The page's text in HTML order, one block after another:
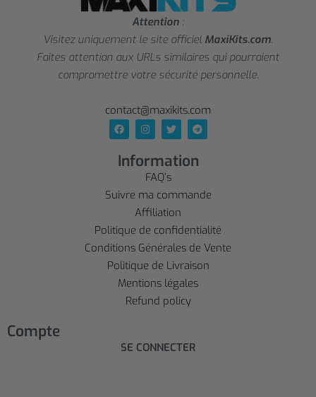
Attention :
Visitez uniquement le site officiel MaxiKits.com.
Faites attention aux URLs similaires qui pourraient
compromettre votre sécurité personnelle.
contact@maxikits.com
Information
FAQ’s
Suivre ma commande
Affiliation
Politique de confidentialité
Conditions Générales de Vente
Politique de Livraison
Mentions légales
Refund policy
Compte
SE CONNECTER